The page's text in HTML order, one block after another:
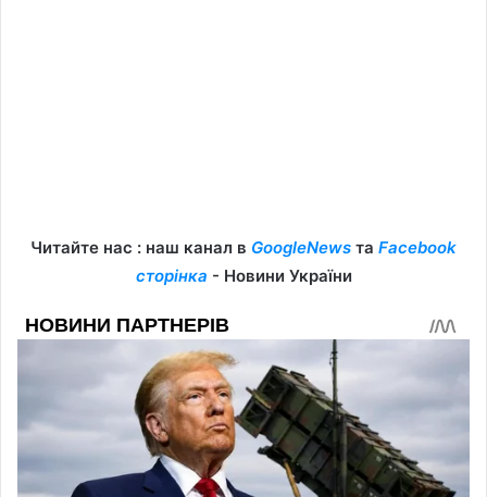
Читайте нас : наш канал в GoogleNews та Facebook
сторінка - Новини України